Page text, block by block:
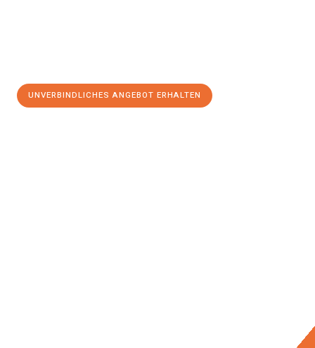
UNVERBINDLICHES ANGEBOT ERHALTEN